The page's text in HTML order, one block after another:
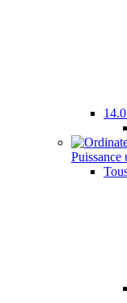
Puissance